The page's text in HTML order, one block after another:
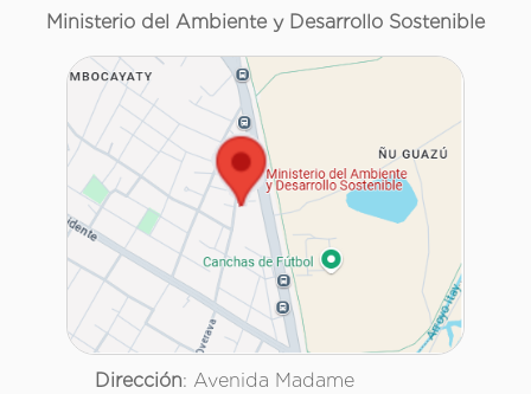
Ministerio del Ambiente y Desarrollo Sostenible
Dirección: Avenida Madame